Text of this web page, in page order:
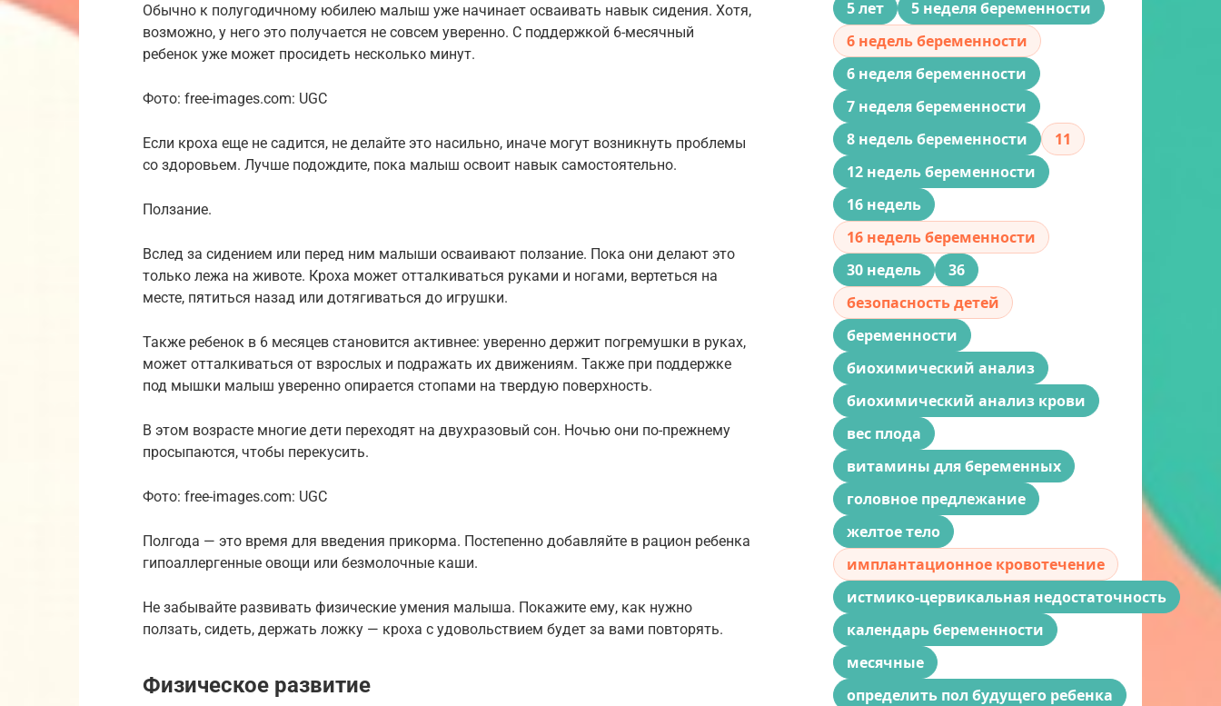
Обычно к полугодичному юбилею малыш уже начинает осваивать навык сидения. Хотя,
возможно, у него это получается не совсем уверенно. С поддержкой 6-месячный
ребенок уже может просидеть несколько минут.
Фото: free-images.com: UGC
Если кроха еще не садится, не делайте это насильно, иначе могут возникнуть проблемы
со здоровьем. Лучше подождите, пока малыш освоит навык самостоятельно.
Ползание.
Вслед за сидением или перед ним малыши осваивают ползание. Пока они делают это
только лежа на животе. Кроха может отталкиваться руками и ногами, вертеться на
месте, пятиться назад или дотягиваться до игрушки.
Также ребенок в 6 месяцев становится активнее: уверенно держит погремушки в руках,
может отталкиваться от взрослых и подражать их движениям. Также при поддержке
под мышки малыш уверенно опирается стопами на твердую поверхность.
В этом возрасте многие дети переходят на двухразовый сон. Ночью они по-прежнему
просыпаются, чтобы перекусить.
Фото: free-images.com: UGC
Полгода — это время для введения прикорма. Постепенно добавляйте в рацион ребенка
гипоаллергенные овощи или безмолочные каши.
Не забывайте развивать физические умения малыша. Покажите ему, как нужно
ползать, сидеть, держать ложку — кроха с удовольствием будет за вами повторять.
Физическое развитие
5 лет
5 неделя беременности
6 недель беременности
6 неделя беременности
7 неделя беременности
8 недель беременности
11
12 недель беременности
16 недель
16 недель беременности
30 недель
36
безопасность детей
беременности
биохимический анализ
биохимический анализ крови
вес плода
витамины для беременных
головное предлежание
желтое тело
имплантационное кровотечение
истмико-цервикальная недостаточность
календарь беременности
месячные
определить пол будущего ребенка